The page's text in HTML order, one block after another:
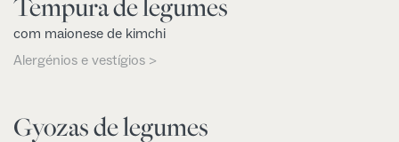
Tempura de legumes
com maionese de kimchi
Alergénios e vestígios >
Gyozas de legumes